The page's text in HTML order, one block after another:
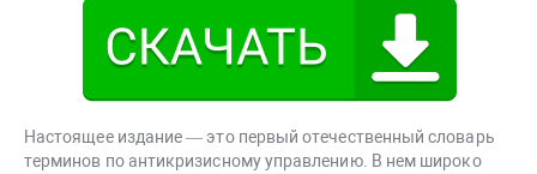
Настоящее издание — это первый отечественный словарь
терминов по антикризисному управлению. В нем широко